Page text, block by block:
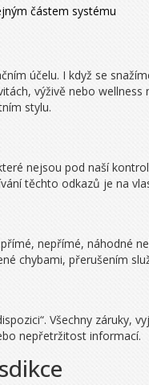
částem systému
účelu. I když se
výživě nebo
stylu.
nejsou pod naší
těchto odkazů je na
nepřímé, náhodné
chybami, přerušením
Všechny
nepřetržitost informací.